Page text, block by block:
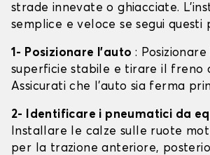
strade innevate o ghiacciate.
semplice e veloce se segui questi
1- Posizionare l'auto :
superficie stabile e tirare il freno
Assicurati che l'auto sia ferma
2- Identificare i pneumatici da
Installare le calze sulle ruote
per la trazione anteriore,